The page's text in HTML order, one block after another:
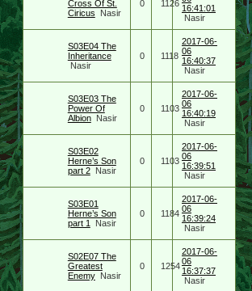
Cross Of St.
Ciricus
Nasir
0 1126 16:41:01
Nasir
S03E04 The
Inheritance
Nasir
0 1118
2017-06-
06
16:40:37
Nasir
S03E03 The
Power Of
Albion
Nasir
0 1103
2017-06-
06
16:40:19
Nasir
S03E02
Herne’s Son
part 2
Nasir
0 1103
2017-06-
06
16:39:51
Nasir
S03E01
Herne’s Son
part 1
Nasir
0 1184
2017-06-
06
16:39:24
Nasir
S02E07 The
Greatest
Enemy
Nasir
0 1254
2017-06-
06
16:37:37
Nasir